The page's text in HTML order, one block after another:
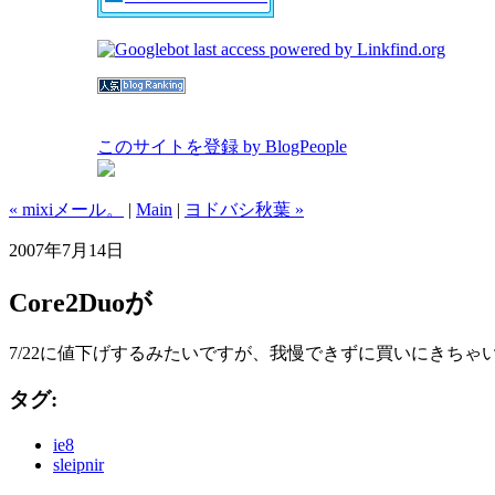
このサイトを登録 by BlogPeople
« mixiメール。 | Main | ヨドバシ秋葉 »
2007年7月14日
Core2Duoが
7/22に値下げするみたいですが、我慢できずに買いにきちゃ
タグ:
ie8
sleipnir